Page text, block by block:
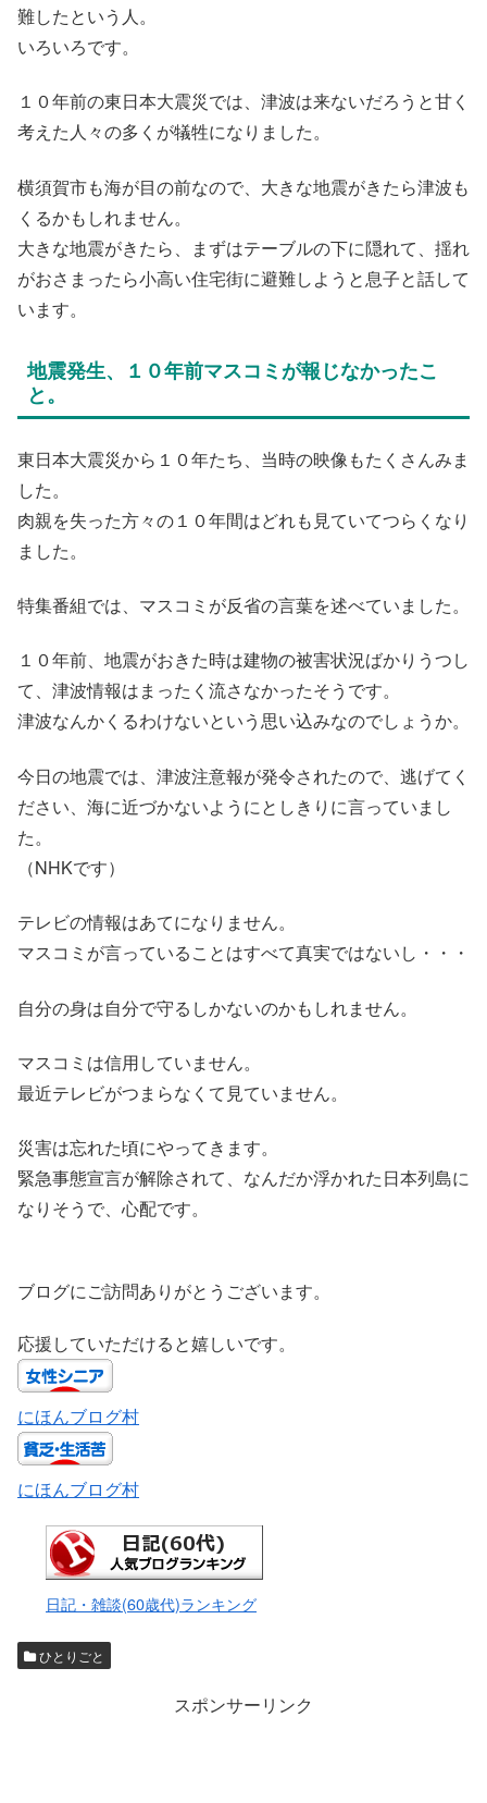
難したという人。
いろいろです。
１０年前の東日本大震災では、津波は来ないだろうと甘く
考えた人々の多くが犠牲になりました。
横須賀市も海が目の前なので、大きな地震がきたら津波も
くるかもしれません。
大きな地震がきたら、まずはテーブルの下に隠れて、揺れ
がおさまったら小高い住宅街に避難しようと息子と話して
います。
地震発生、１０年前マスコミが報じなかったこ
と。
東日本大震災から１０年たち、当時の映像もたくさんみま
した。
肉親を失った方々の１０年間はどれも見ていてつらくなり
ました。
特集番組では、マスコミが反省の言葉を述べていました。
１０年前、地震がおきた時は建物の被害状況ばかりうつし
て、津波情報はまったく流さなかったそうです。
津波なんかくるわけないという思い込みなのでしょうか。
今日の地震では、津波注意報が発令されたので、逃げてく
ださい、海に近づかないようにとしきりに言っていまし
た。
（NHKです）
テレビの情報はあてになりません。
マスコミが言っていることはすべて真実ではないし・・・
自分の身は自分で守るしかないのかもしれません。
マスコミは信用していません。
最近テレビがつまらなくて見ていません。
災害は忘れた頃にやってきます。
緊急事態宣言が解除されて、なんだか浮かれた日本列島に
なりそうで、心配です。
ブログにご訪問ありがとうございます。
応援していただけると嬉しいです。
にほんブログ村
にほんブログ村
日記・雑談(60歳代)ランキング
ひとりごと
スポンサーリンク